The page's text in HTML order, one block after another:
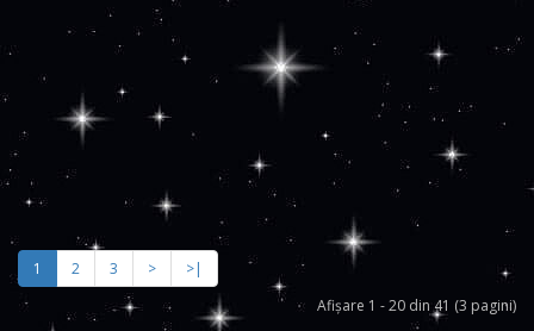
1 2 3 >
>|
Afişare 1 - 20 din 41 (3 pagini)